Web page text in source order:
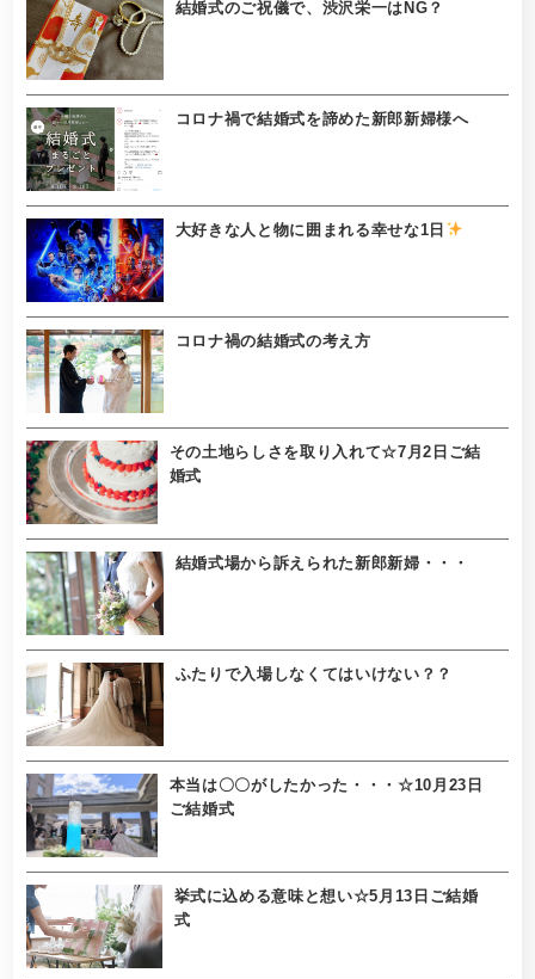
結婚式のご祝儀で、渋沢栄一はNG？
コロナ禍で結婚式を諦めた新郎新婦様へ
大好きな人と物に囲まれる幸せな1日
コロナ禍の結婚式の考え方
その土地らしさを取り入れて☆7月2日ご結
婚式
結婚式場から訴えられた新郎新婦・・・
ふたりで入場しなくてはいけない？？
本当は〇〇がしたかった・・・☆10月23日
ご結婚式
挙式に込める意味と想い☆5月13日ご結婚
式